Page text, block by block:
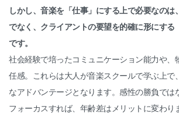
しかし、音楽を「仕事」にする上で必要なのは
でなく、クライアントの要望を的確に形にする
です。
社会経験で培ったコミュニケーション能力や、
任感。これらは大人が音楽スクールで学ぶ上で
なアドバンテージとなります。感性の勝負では
フォーカスすれば、年齢差はメリットに変わり